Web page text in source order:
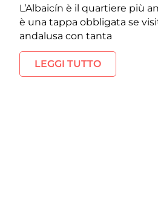
L’Albaicín è il quartiere più
è una tappa obbligata se
andalusa con tanta
LEGGI TUTTO